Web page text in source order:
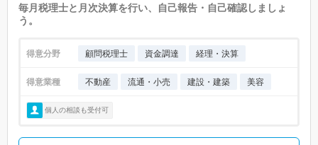
毎月税理士と月次決算を行い、自己報告・自己確認しましょ
う。
得意分野 顧問税理士 資金調達 経理・決算
得意業種 不動産 流通・小売 建設・建築 美容
個人の相談も受付可